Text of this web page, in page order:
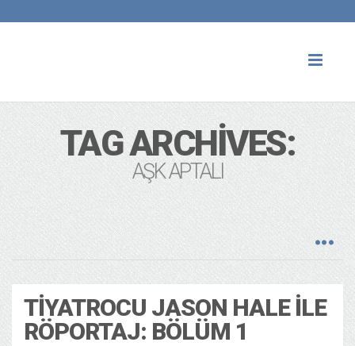
TAG ARCHIVES:
AŞK APTALI
TIYATROCU JASON HALE ILE
RÖPORTAJ: BÖLÜM 1